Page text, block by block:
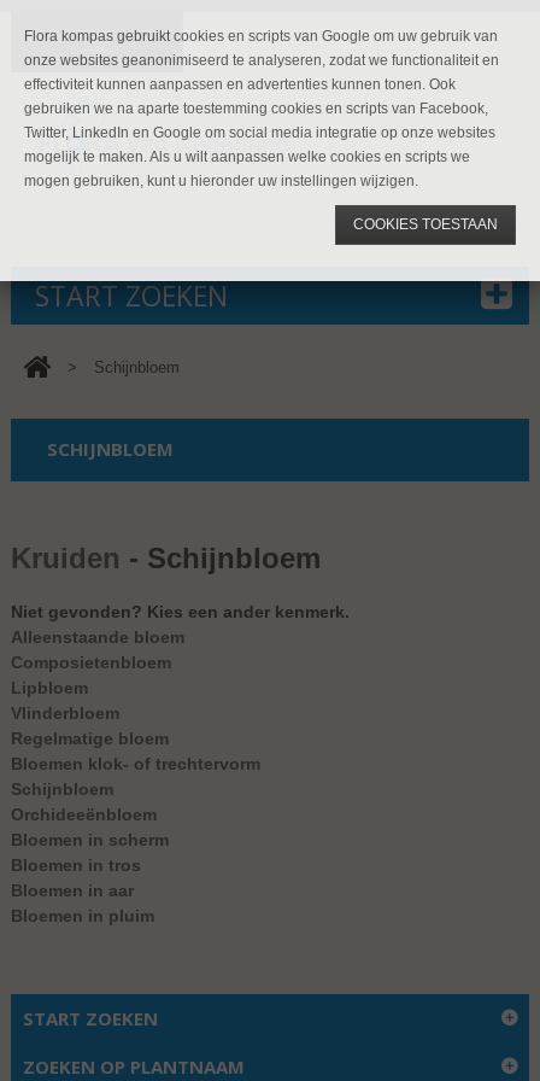
START ZOEKEN
> Schijnbloem
SCHIJNBLOEM
Kruiden - Schijnbloem
Niet gevonden? Kies een ander kenmerk.
Alleenstaande bloem
Composietenbloem
Lipbloem
Vlinderbloem
Regelmatige bloem
Bloemen klok- of trechtervorm
Schijnbloem
Orchideeënbloem
Bloemen in scherm
Bloemen in tros
Bloemen in aar
Bloemen in pluim
START ZOEKEN
ZOEKEN OP PLANTNAAM
Flora kompas gebruikt cookies en scripts van Google om uw gebruik van
onze websites geanonimiseerd te analyseren, zodat we functionaliteit en
effectiviteit kunnen aanpassen en advertenties kunnen tonen. Ook
gebruiken we na aparte toestemming cookies en scripts van Facebook,
Twitter, LinkedIn en Google om social media integratie op onze websites
mogelijk te maken. Als u wilt aanpassen welke cookies en scripts we
mogen gebruiken, kunt u hieronder uw instellingen wijzigen.
COOKIES TOESTAAN